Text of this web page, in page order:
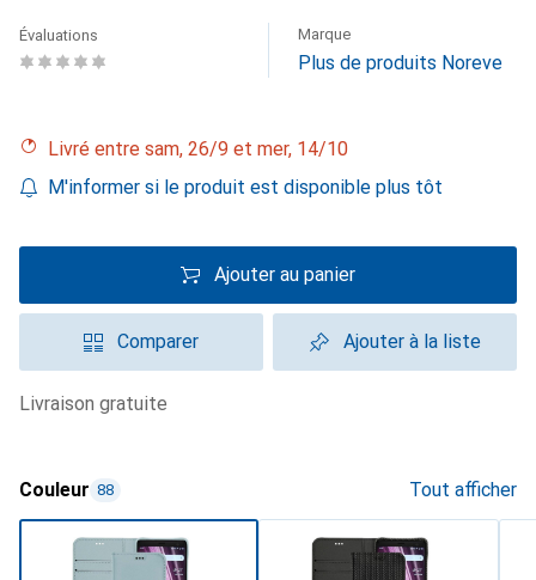
Évaluations Marque
Plus de produits Noreve
Livré entre sam, 26/9 et mer, 14/10
M'informer si le produit est disponible plus tôt
Ajouter au panier
Comparer Ajouter à la liste
livraison gratuite
Couleur 88 Tout afficher